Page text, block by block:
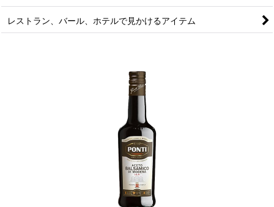
レストラン、バール、ホテルで見かけるアイテム